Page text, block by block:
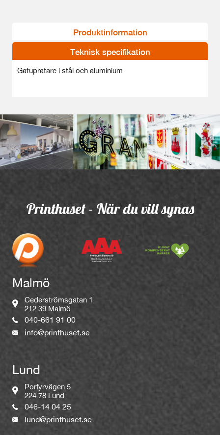
Produktinformation
Teknisk specifikation
Gatupratare i stål och aluminium
Printhuset - När du vill synas
Malmö
Cederströmsgatan 1
212 39 Malmö
040-661 91 00
info@printhuset.se
Lund
Porfyrvägen 5
224 78 Lund
046-14 04 25
lund@printhuset.se